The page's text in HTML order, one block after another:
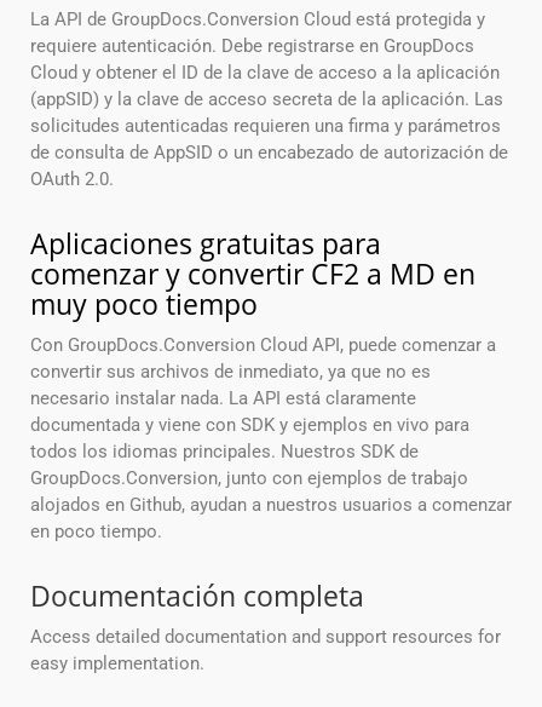
La API de GroupDocs.Conversion Cloud está protegida y
requiere autenticación. Debe registrarse en GroupDocs
Cloud y obtener el ID de la clave de acceso a la aplicación
(appSID) y la clave de acceso secreta de la aplicación. Las
solicitudes autenticadas requieren una firma y parámetros
de consulta de AppSID o un encabezado de autorización de
OAuth 2.0.
Aplicaciones gratuitas para
comenzar y convertir CF2 a MD en
muy poco tiempo
Con GroupDocs.Conversion Cloud API, puede comenzar a
convertir sus archivos de inmediato, ya que no es
necesario instalar nada. La API está claramente
documentada y viene con SDK y ejemplos en vivo para
todos los idiomas principales. Nuestros SDK de
GroupDocs.Conversion, junto con ejemplos de trabajo
alojados en Github, ayudan a nuestros usuarios a comenzar
en poco tiempo.
Documentación completa
Access detailed documentation and support resources for
easy implementation.